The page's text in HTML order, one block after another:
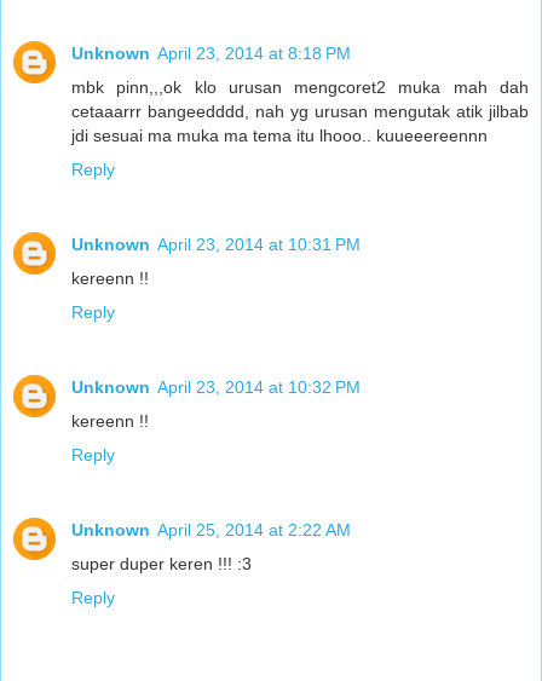
Unknown April 23, 2014 at 8:18 PM
mbk pinn,,,ok klo urusan mengcoret2 muka mah dah
cetaaarrr bangeedddd, nah yg urusan mengutak atik jilbab
jdi sesuai ma muka ma tema itu lhooo.. kuueeereennn
Reply
Unknown April 23, 2014 at 10:31 PM
kereenn !!
Reply
Unknown April 23, 2014 at 10:32 PM
kereenn !!
Reply
Unknown April 25, 2014 at 2:22 AM
super duper keren !!! :3
Reply